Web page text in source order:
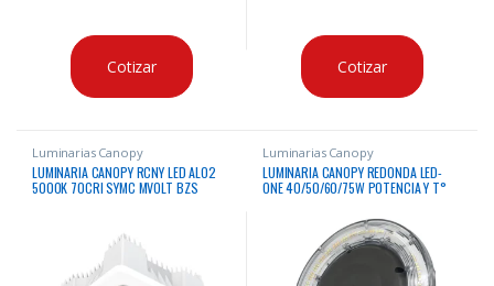
Cotizar Cotizar
Luminarias Canopy
LUMINARIA CANOPY RCNY LED ALO2
5000K 70CRI SYMC MVOLT BZS
Luminarias Canopy
LUMINARIA CANOPY REDONDA LED-
ONE 40/50/60/75W POTENCIA Y T°